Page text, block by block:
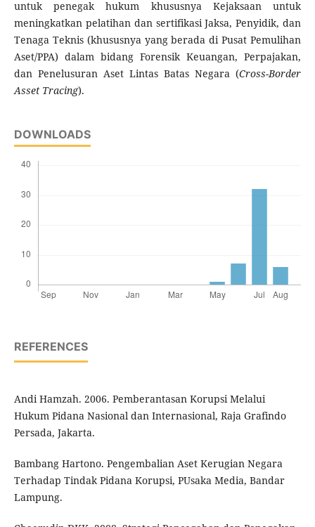
untuk penegak hukum khususnya Kejaksaan untuk
meningkatkan pelatihan dan sertifikasi Jaksa, Penyidik, dan
Tenaga Teknis (khususnya yang berada di Pusat Pemulihan
Aset/PPA) dalam bidang Forensik Keuangan, Perpajakan,
dan Penelusuran Aset Lintas Batas Negara (Cross-Border
Asset Tracing).
DOWNLOADS
REFERENCES
Andi Hamzah. 2006. Pemberantasan Korupsi Melalui
Hukum Pidana Nasional dan Internasional, Raja Grafindo
Persada, Jakarta.
Bambang Hartono. Pengembalian Aset Kerugian Negara
Terhadap Tindak Pidana Korupsi, PUsaka Media, Bandar
Lampung.